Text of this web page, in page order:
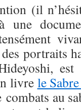
(il
portraits
est
livre le
combats au